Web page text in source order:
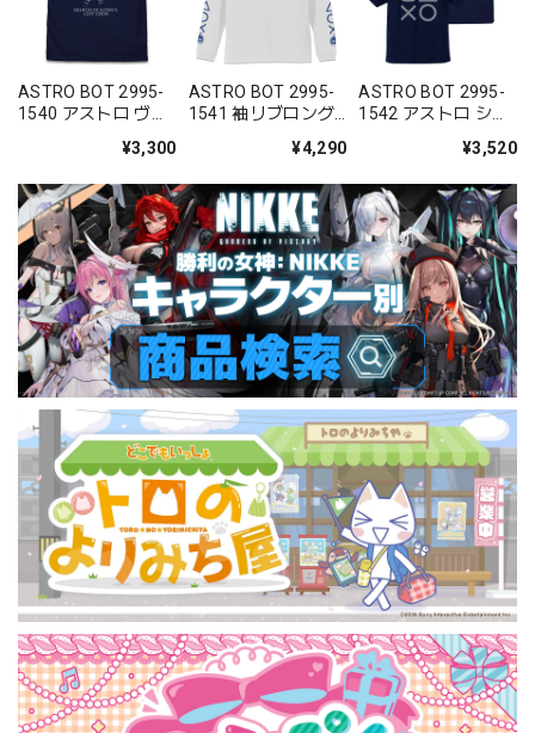
ASTRO BOT 2995-
1540 アストロ ヴィ
ツ/NAVY-S/M/L/XL
¥3,300
ASTRO BOT 2995-
1541 袖リブロング
¥4,290
ASTRO BOT 2995-
1542 アストロ シェ
ツ/NAVY-S/M/L/XL
¥3,520